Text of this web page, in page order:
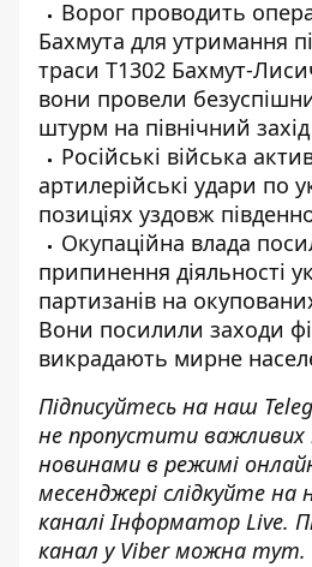
Ворог проводить
Бахмута для утримання
траси Т1302 Бахмут-
вони провели
штурм на північний
Російські війська
артилерійські удари по
позиціях уздовж
Окупаційна влада
припинення діяльності
партизанів на
Вони посилили заходи
викрадають мирне
Підписуйтесь на наш
не пропустити важливих
новинами в режимі
месенджері слідкуйте на
каналіІнформатор Live.
канал у Viber можна тут.